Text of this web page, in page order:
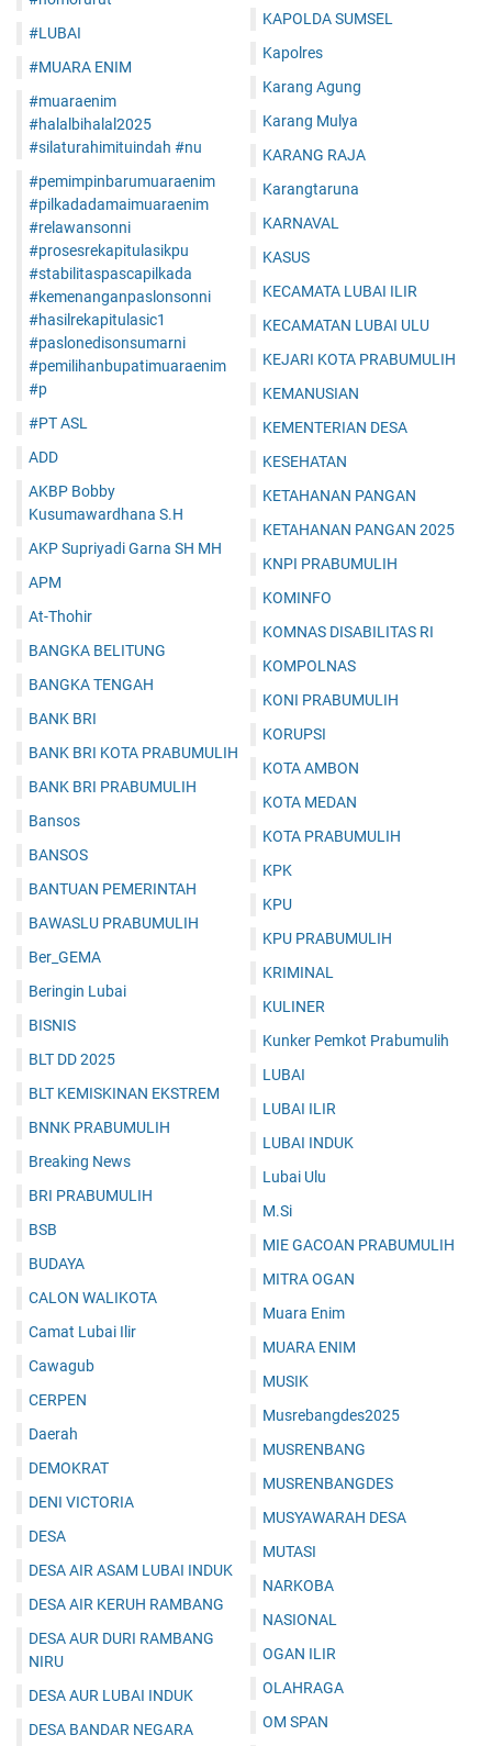
#LUBAI
#MUARA ENIM
#muaraenim
#halalbihalal2025
#silaturahimituindah #nu
#pemimpinbarumuaraenim
#pilkadadamaimuaraenim
#relawansonni
#prosesrekapitulasikpu
#stabilitaspascapilkada
#kemenanganpaslonsonni
#hasilrekapitulasic1
#paslonedisonsumarni
#pemilihanbupatimuaraenim
#p
#PT ASL
ADD
AKBP Bobby
Kusumawardhana S.H
AKP Supriyadi Garna SH MH
APM
At-Thohir
BANGKA BELITUNG
BANGKA TENGAH
BANK BRI
BANK BRI KOTA PRABUMULIH
BANK BRI PRABUMULIH
Bansos
BANSOS
BANTUAN PEMERINTAH
BAWASLU PRABUMULIH
Ber_GEMA
Beringin Lubai
BISNIS
BLT DD 2025
BLT KEMISKINAN EKSTREM
BNNK PRABUMULIH
Breaking News
BRI PRABUMULIH
BSB
BUDAYA
CALON WALIKOTA
Camat Lubai Ilir
Cawagub
CERPEN
Daerah
DEMOKRAT
DENI VICTORIA
DESA
DESA AIR ASAM LUBAI INDUK
DESA AIR KERUH RAMBANG
DESA AUR DURI RAMBANG
NIRU
DESA AUR LUBAI INDUK
DESA BANDAR NEGARA
KAPOLDA SUMSEL
Kapolres
Karang Agung
Karang Mulya
KARANG RAJA
Karangtaruna
KARNAVAL
KASUS
KECAMATA LUBAI ILIR
KECAMATAN LUBAI ULU
KEJARI KOTA PRABUMULIH
KEMANUSIAN
KEMENTERIAN DESA
KESEHATAN
KETAHANAN PANGAN
KETAHANAN PANGAN 2025
KNPI PRABUMULIH
KOMINFO
KOMNAS DISABILITAS RI
KOMPOLNAS
KONI PRABUMULIH
KORUPSI
KOTA AMBON
KOTA MEDAN
KOTA PRABUMULIH
KPK
KPU
KPU PRABUMULIH
KRIMINAL
KULINER
Kunker Pemkot Prabumulih
LUBAI
LUBAI ILIR
LUBAI INDUK
Lubai Ulu
M.Si
MIE GACOAN PRABUMULIH
MITRA OGAN
Muara Enim
MUARA ENIM
MUSIK
Musrebangdes2025
MUSRENBANG
MUSRENBANGDES
MUSYAWARAH DESA
MUTASI
NARKOBA
NASIONAL
OGAN ILIR
OLAHRAGA
OM SPAN